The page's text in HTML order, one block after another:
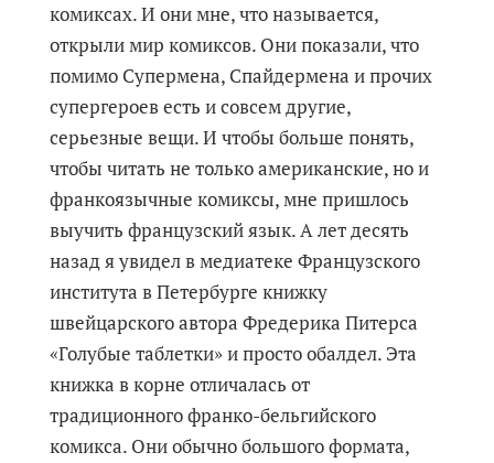
комиксах. И они мне, что называется,
открыли мир комиксов. Они показали, что
помимо Супермена, Спайдермена и прочих
супергероев есть и совсем другие,
серьезные вещи. И чтобы больше понять,
чтобы читать не только американские, но и
франкоязычные комиксы, мне пришлось
выучить французский язык. А лет десять
назад я увидел в медиатеке Французского
института в Петербурге книжку
швейцарского автора Фредерика Питерса
«Голубые таблетки» и просто обалдел. Эта
книжка в корне отличалась от
традиционного франко-бельгийского
комикса. Они обычно большого формата,